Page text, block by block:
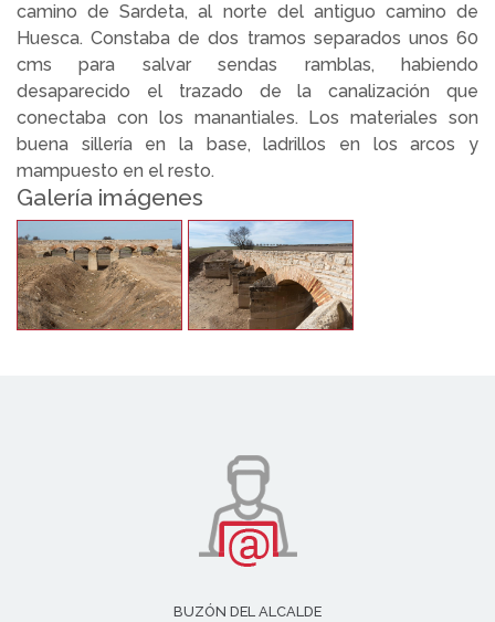
camino de Sardeta, al norte del antiguo camino de
Huesca. Constaba de dos tramos separados unos 60
cms para salvar sendas ramblas, habiendo
desaparecido el trazado de la canalización que
conectaba con los manantiales. Los materiales son
buena sillería en la base, ladrillos en los arcos y
mampuesto en el resto.
Galería imágenes
BUZÓN DEL ALCALDE